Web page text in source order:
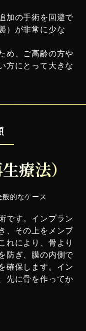
加の手術を回避で
）が非常に少な
め、ご高齢の方や
方にとって大きな
療法）
的なケース
です。インプラン
、その上をメンブ
れにより、骨より
防ぎ、膜の内側で
確保します。イン
先に骨を作ってか